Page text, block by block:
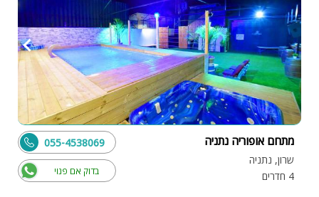
מתחם אופוריה נתניה
שרון, נתניה
4 חדרים
בדוק אם פנוי
055-4538069